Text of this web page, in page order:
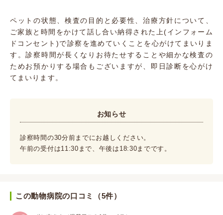
ペットの状態、検査の目的と必要性、治療方針について、
ご家族と時間をかけて話し合い納得された上(インフォーム
ドコンセント)で診察を進めていくことを心がけてまいりま
す。診察時間が長くなりお待たせすることや細かな検査の
ためお預かりする場合もございますが、即日診断を心がけ
てまいります。
お知らせ
診察時間の30分前までにお越しください。
午前の受付は11:30まで、午後は18:30までです。
この動物病院の口コミ（5件）